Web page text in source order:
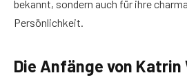
bekannt, sondern auch für ihre
Persönlichkeit.
Die Anfänge von Katrin